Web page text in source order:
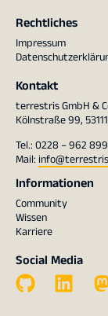
Rechtliches
Impressum
Kontakt
terrestris GmbH &
Kölnstraße 99,
Tel.: 0228 – 962
Mail:
Informationen
Community
Wissen
Karriere
Social Media